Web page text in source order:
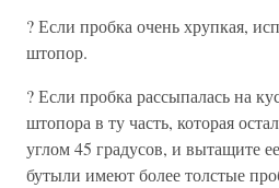
? Если пробка очень хрупкая,
штопор.
? Если пробка рассыпалась на
штопора в ту часть, которая
углом 45 градусов, и вытащите
бутыли имеют более толстые